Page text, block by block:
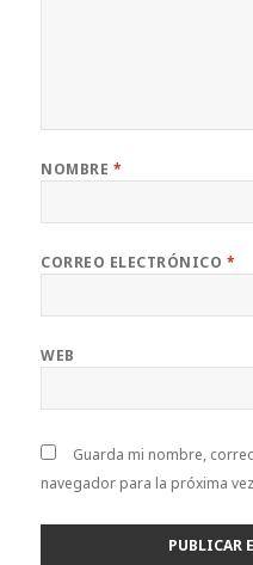
NOMBRE *
CORREO ELECTRÓNICO *
WEB
Guarda mi nombre,
navegador para la próxima